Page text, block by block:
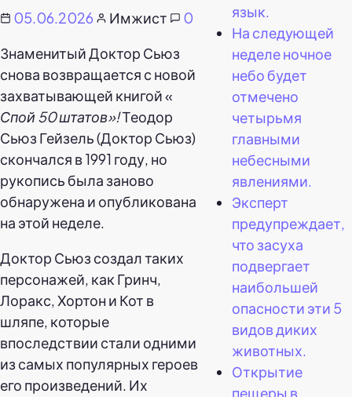
05.06.2026 Имжист
0
Знаменитый Доктор Сьюз
снова возвращается с новой
захватывающей книгой «
Спой 50 штатов»!Теодор
Сьюз Гейзель (Доктор Сьюз)
скончался в 1991 году, но
рукопись была заново
обнаружена и опубликована
на этой неделе.
Доктор Сьюз создал таких
персонажей, как Гринч,
Лоракс, Хортон и Кот в
шляпе, которые
впоследствии стали одними
из самых популярных героев
его произведений. Их
язык.
На следующей
неделе ночное
небо будет
отмечено
четырьмя
главными
небесными
явлениями.
Эксперт
предупреждает,
что засуха
подвергает
наибольшей
опасности эти 5
видов диких
животных.
Открытие
пещеры в